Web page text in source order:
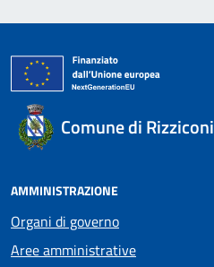
Comune di Rizziconi
AMMINISTRAZIONE
Organi di governo
Aree amministrative